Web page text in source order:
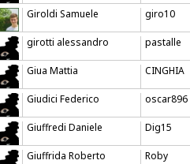
Giroldi Samuele giro10
girotti alessandro pastalle
Giua Mattia CINGHIA
Giudici Federico oscar896
Giuffredi Daniele Dig15
Giuffrida Roberto Roby